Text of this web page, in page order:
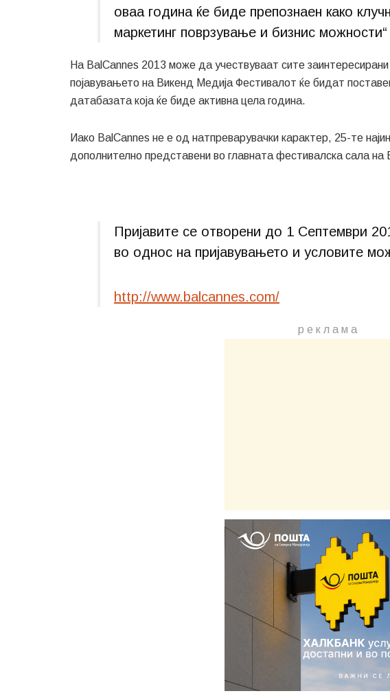
оваа година ќе биде препознаен како
маркетинг поврзување и бизнис можности“
На BalCannes 2013 може да учествуваат сите заинтересирани
појавувањето на Викенд Медиjа Фестивалот ќе бидат
датабазата која ќе биде активна цела година.
Иако BalCannes не е од натпреварувачки карактер, 25-те
дополнително представени во главната фестивалска сала
Пријавите се отворени до 1 Септември
во однос на пријавувањето и условите
http://www.balcannes.com/
р е к л а м a